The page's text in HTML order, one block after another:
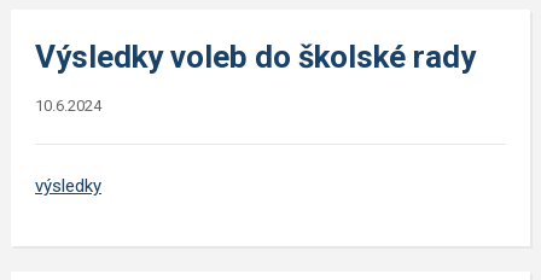
Výsledky voleb do školské rady
10.6.2024
výsledky